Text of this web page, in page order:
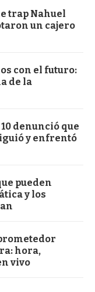
trap Nahuel
un cajero
con el futuro:
de la
denunció que
y enfrentó
pueden
y los
hora,
vivo